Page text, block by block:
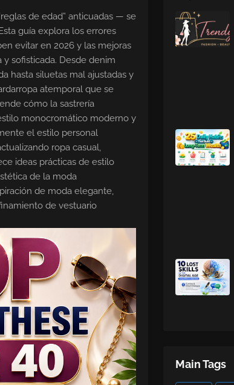
de edad” anticuadas — se
guía explora los errores
evitar en 2026 y las mejoras
sofisticada. Desde denim
hasta siluetas mal ajustadas y
atemporal que se
cómo la sastrería
monocromático moderno y
el estilo personal
ropa casual,
ideas prácticas de estilo
de la moda
de moda elegante,
de vestuario
Main Tags